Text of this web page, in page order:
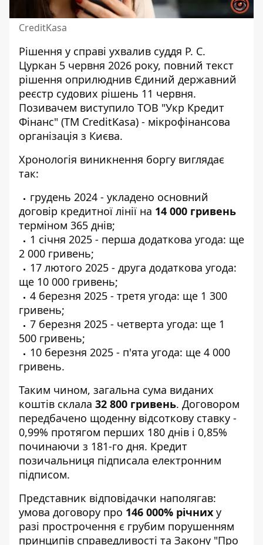
CreditKasa
Рішення у справі ухвалив суддя Р. С.
Цуркан 5 червня 2026 року, повний текст
рішення оприлюднив Єдиний державний
реєстр судових рішень 11 червня.
Позивачем виступило ТОВ "Укр Кредит
Фінанс" (ТМ CreditKasa) - мікрофінансова
організація з Києва.
Хронологія виникнення боргу виглядає
так:
грудень 2024 - укладено основний
договір кредитної лінії на 14 000 гривень
терміном 365 днів;
1 січня 2025 - перша додаткова угода: ще
2 000 гривень;
17 лютого 2025 - друга додаткова угода:
ще 10 000 гривень;
4 березня 2025 - третя угода: ще 1 300
гривень;
7 березня 2025 - четверта угода: ще 1
500 гривень;
10 березня 2025 - п'ята угода: ще 4 000
гривень.
Таким чином, загальна сума виданих
коштів склала 32 800 гривень. Договором
передбачено щоденну відсоткову ставку -
0,99% протягом перших 180 днів і 0,85%
починаючи з 181-го дня. Кредит
позичальниця підписала електронним
підписом.
Представник відповідачки наполягав:
умова договору про 146 000% річних у
разі прострочення є грубим порушенням
принципів справедливості та Закону "Про